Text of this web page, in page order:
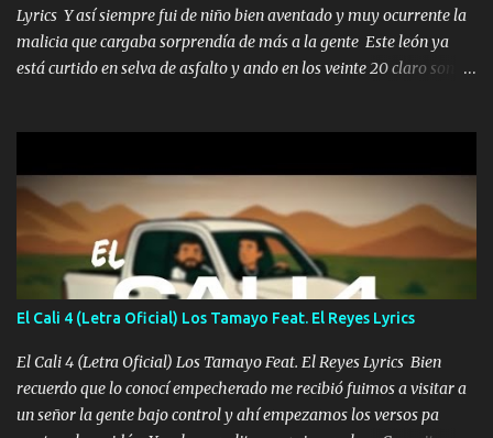
Lyrics Y así siempre fui de niño bien aventado y muy ocurrente la
malicia que cargaba sorprendía de más a la gente Este león ya
está curtido en selva de asfalto y ando en los veinte 20 claro son
pa más pues hay charola les voy a dar hasta topar pues no hay de
otra Música Surcando bien mi camino voy por mi línea no veo a
los lados aquel que no corre vuela no se me duerm voy chicoteado
Ya pasé varias hazañas ya tienen rato que me agarran el colmillo
de este León los estatales no sé esperaron Al tiro esta la PrimiZa
también la nueve que cargo al lado doy la mano al que su amigo y
al traicionero damos pa abajo Y No me paran aquí hay pa más
pues hay charola les voy a dar hasta topar pues no hay de otra...
El Cali 4 (Letra Oficial) Los Tamayo Feat. El Reyes Lyrics
El Cali 4 (Letra Oficial) Los Tamayo Feat. El Reyes Lyrics Bien
recuerdo que lo conocí empecherado me recibió fuimos a visitar a
un señor la gente bajo control y ahí empezamos los versos pa